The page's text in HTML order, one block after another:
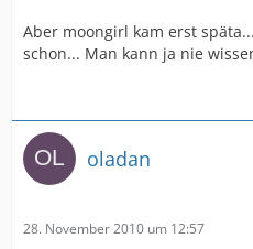
Aber moongirl kam erst
schon... Man kann ja nie
oladan
28. November 2010 um 12:57